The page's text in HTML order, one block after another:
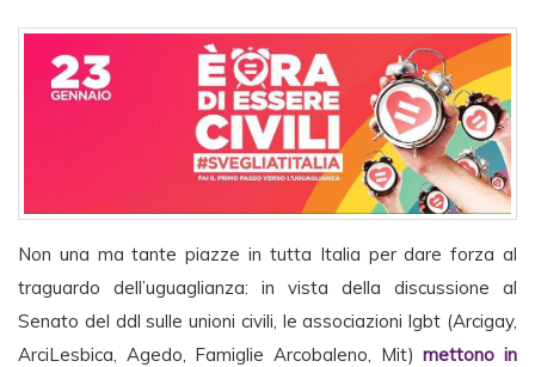
Non una ma tante piazze in tutta Italia per dare forza al
traguardo dell’uguaglianza: in vista della discussione al
Senato del ddl sulle unioni civili, le associazioni lgbt (Arcigay,
ArciLesbica, Agedo, Famiglie Arcobaleno, Mit)mettono in